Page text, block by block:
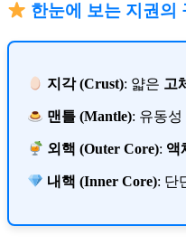
한눈에 보는 지권의
지각 (Crust): 얇은 고체
맨틀 (Mantle): 유동성
외핵 (Outer Core): 액
내핵 (Inner Core): 단